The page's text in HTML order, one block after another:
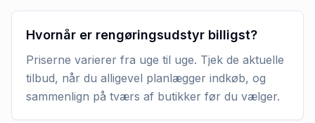
Hvornår er rengøringsudstyr billigst?
Priserne varierer fra uge til uge. Tjek de aktuelle
tilbud, når du alligevel planlægger indkøb, og
sammenlign på tværs af butikker før du vælger.